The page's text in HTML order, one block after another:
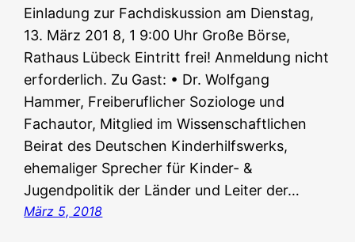
Einladung zur Fachdiskussion am Dienstag,
13. März 201 8, 1 9:00 Uhr Große Börse,
Rathaus Lübeck Eintritt frei! Anmeldung nicht
erforderlich. Zu Gast: • Dr. Wolfgang
Hammer, Freiberuflicher Soziologe und
Fachautor, Mitglied im Wissenschaftlichen
Beirat des Deutschen Kinderhilfswerks,
ehemaliger Sprecher für Kinder- &
Jugendpolitik der Länder und Leiter der…
März 5, 2018